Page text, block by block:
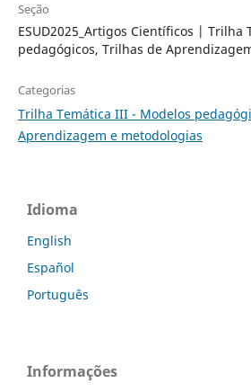
Seção
ESUD2025_Artigos Científicos | Trilha
pedagógicos, Trilhas de
Categorias
Trilha Temática III - Modelos
Aprendizagem e metodologias
Idioma
English
Español
Português
Informações